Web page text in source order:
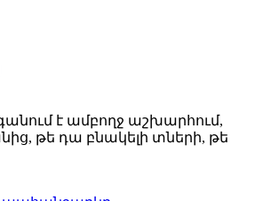
է ամբողջ աշխարհում,
թե դա բնակելի տների, թե